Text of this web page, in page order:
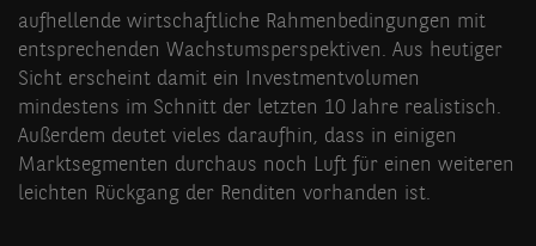
aufhellende wirtschaftliche Rahmenbedingungen mit
entsprechenden Wachstumsperspektiven. Aus heutiger
Sicht erscheint damit ein Investmentvolumen
mindestens im Schnitt der letzten 10 Jahre realistisch.
Außerdem deutet vieles daraufhin, dass in einigen
Marktsegmenten durchaus noch Luft für einen weiteren
leichten Rückgang der Renditen vorhanden ist.